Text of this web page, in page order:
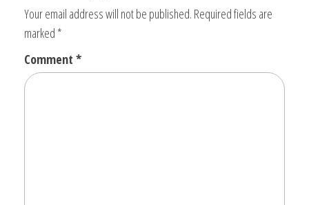
Your email address will not be published. Required fields are
marked *
Comment *